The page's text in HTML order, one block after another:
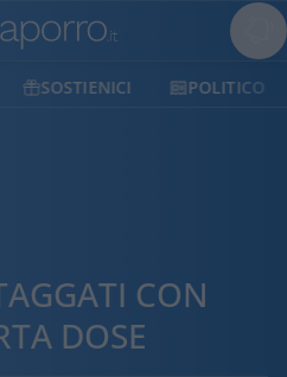
SOSTIENICI POLITICO
CON
DOSE